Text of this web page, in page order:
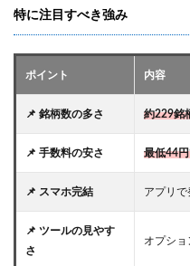
特に注目すべき強み
ポイント 内容
📌 銘柄数の多さ 約229銘
📌 手数料の安さ 最低44
📌 スマホ完結 アプリ
📌 ツールの見やす
さ
オプシ